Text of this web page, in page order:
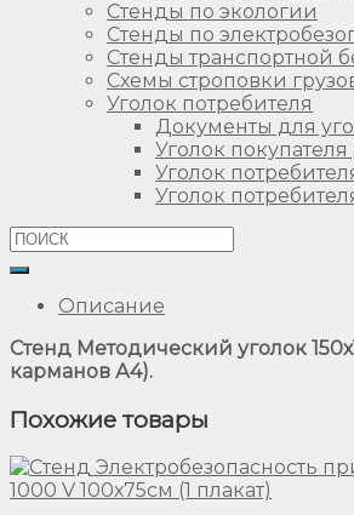
Стенды по экологии
Стенды по
Стенды транспортной
Схемы строповки
Уголок потребителя
Документы для
Уголок
Уголок
Уголок
Описание
Стенд Методический уголок
карманов А4).
Похожие товары